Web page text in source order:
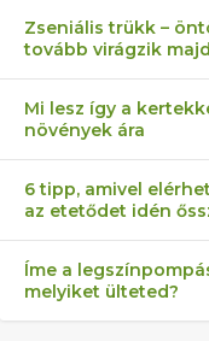
Zseniális trükk –
tovább virágzik majd
Mi lesz így a
növények ára
6 tipp, amivel
az etetődet idén
Íme a
melyiket ülteted?